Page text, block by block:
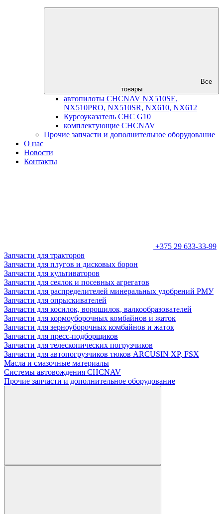
Все
товары
автопилоты CHCNAV NX510SE,
NX510PRO, NX510SR, NX610, NX612
Курсоуказатель CHC G10
комплектующие CHCNAV
Прочие запчасти и дополнительное оборудование
О нас
Новости
Контакты
+375 29 633-33-99
Запчасти для тракторов
Запчасти для плугов и дисковых борон
Запчасти для культиваторов
Запчасти для сеялок и посевных агрегатов
Запчасти для распределителей минеральных удобрений РМУ
Запчасти для опрыскивателей
Запчасти для косилок, ворошилок, валкообразователей
Запчасти для кормоуборочных комбайнов и жаток
Запчасти для зерноуборочных комбайнов и жаток
Запчасти для пресс-подборщиков
Запчасти для телескопических погрузчиков
Запчасти для автопогрузчиков тюков ARCUSIN XP, FSX
Масла и смазочные материалы
Системы автовождения CHCNAV
Прочие запчасти и дополнительное оборудование